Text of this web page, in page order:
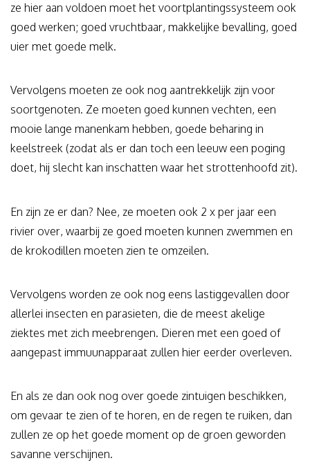
ze hier aan voldoen moet het voortplantingssysteem ook
goed werken; goed vruchtbaar, makkelijke bevalling, goed
uier met goede melk.
Vervolgens moeten ze ook nog aantrekkelijk zijn voor
soortgenoten. Ze moeten goed kunnen vechten, een
mooie lange manenkam hebben, goede beharing in
keelstreek (zodat als er dan toch een leeuw een poging
doet, hij slecht kan inschatten waar het strottenhoofd zit).
En zijn ze er dan? Nee, ze moeten ook 2 x per jaar een
rivier over, waarbij ze goed moeten kunnen zwemmen en
de krokodillen moeten zien te omzeilen.
Vervolgens worden ze ook nog eens lastiggevallen door
allerlei insecten en parasieten, die de meest akelige
ziektes met zich meebrengen. Dieren met een goed of
aangepast immuunapparaat zullen hier eerder overleven.
En als ze dan ook nog over goede zintuigen beschikken,
om gevaar te zien of te horen, en de regen te ruiken, dan
zullen ze op het goede moment op de groen geworden
savanne verschijnen.